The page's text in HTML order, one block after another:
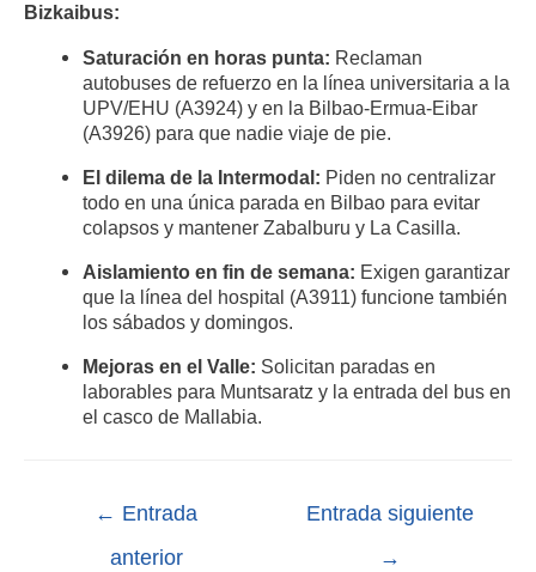
Bizkaibus:
Saturación en horas punta: Reclaman
autobuses de refuerzo en la línea universitaria a la
UPV/EHU (A3924) y en la Bilbao-Ermua-Eibar
(A3926) para que nadie viaje de pie
El dilema de la Intermodal: Piden no centralizar
todo en una única parada en Bilbao para evitar
colapsos y mantener Zabalburu y La Casilla.
Aislamiento en fin de semana: Exigen garantizar
que la línea del hospital (A3911) funcione también
los sábados y domingos.
Mejoras en el Valle: Solicitan paradas en
laborables para Muntsaratz y la entrada del bus en
el casco de Mallabia.
← Entrada
anterior
Entrada siguiente
→